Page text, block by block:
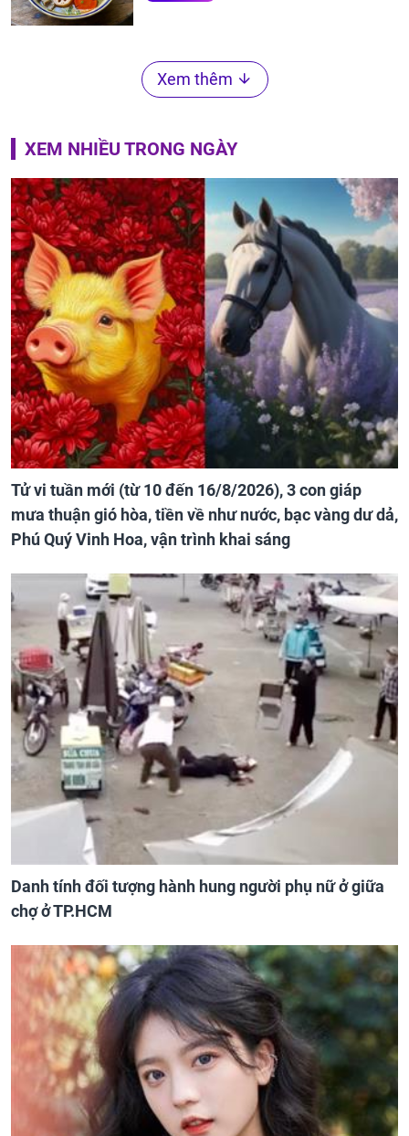
Xem thêm
XEM NHIỀU TRONG NGÀY
Tử vi tuần mới (từ 10 đến 16/8/2026), 3 con giáp
mưa thuận gió hòa, tiền về như nước, bạc vàng dư dả,
Phú Quý Vinh Hoa, vận trình khai sáng
Danh tính đối tượng hành hung người phụ nữ ở giữa
chợ ở TP.HCM